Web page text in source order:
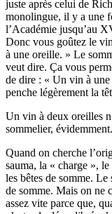
juste après celui de
monolingue, il y a une
l’Académie jusqu’au
Donc vous goûtez le
à une oreille. » Le
veut dire. Ça vous
de dire : « Un vin à une
penche légèrement la
Un vin à deux oreilles
sommelier, évidemment.
Quand on cherche
sauma, la « charge »,
les bêtes de somme.
de somme. Mais on ne
assez vite parce que,